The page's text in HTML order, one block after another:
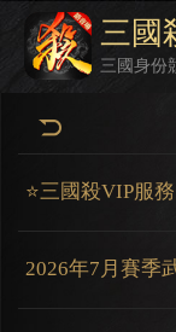
三國
三國身份
2026年7月賽季